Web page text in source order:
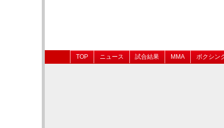
TOP ニュース 試合結果 MMA ボクシン